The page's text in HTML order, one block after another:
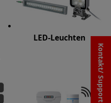
Kontakt/ Support
LED-Leuchten